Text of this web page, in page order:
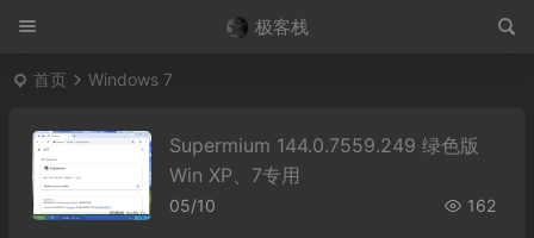
极客栈
首页 Windows 7
Supermium 144.0.7559.249 绿色版
Win XP、7专用
05/10 162